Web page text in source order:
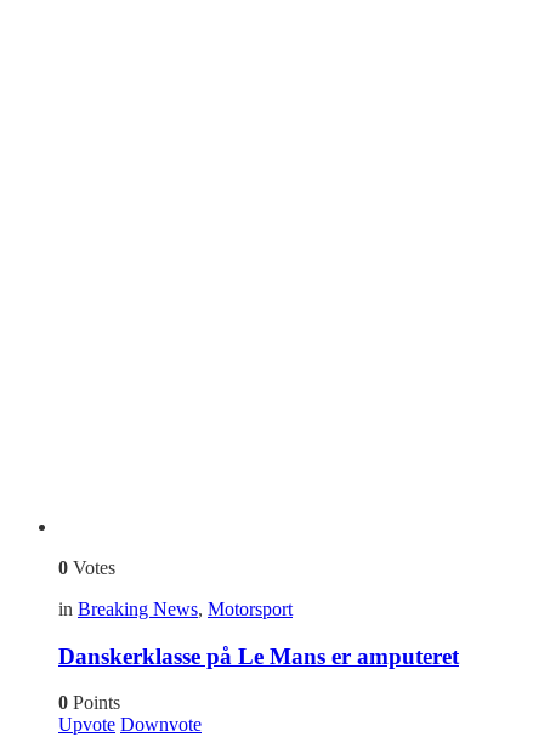
0 Votes
in Breaking News, Motorsport
Danskerklasse på Le Mans er amputeret
0 Points
Upvote Downvote